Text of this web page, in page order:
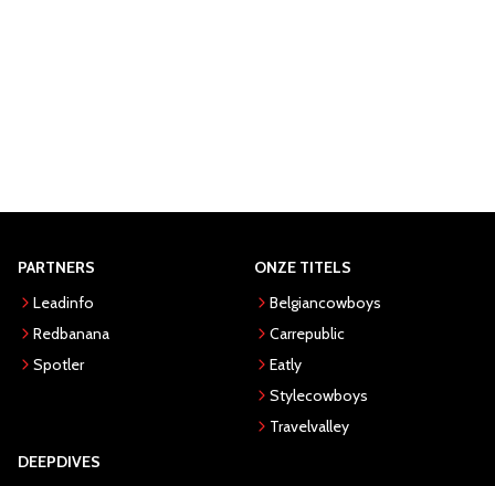
PARTNERS
Leadinfo
Redbanana
Spotler
ONZE TITELS
Belgiancowboys
Carrepublic
Eatly
Stylecowboys
Travelvalley
DEEPDIVES